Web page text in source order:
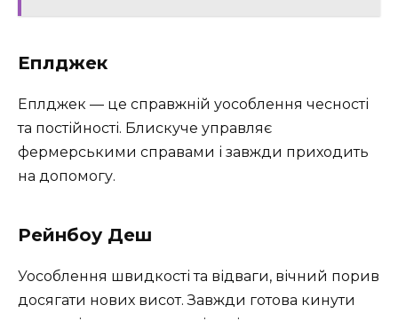
Еплджек
Еплджек — це справжній уособлення чесності
та постійності. Блискуче управляє
фермерськими справами і завжди приходить
на допомогу.
Рейнбоу Деш
Уособлення швидкості та відваги, вічний порив
досягати нових висот. Завжди готова кинути